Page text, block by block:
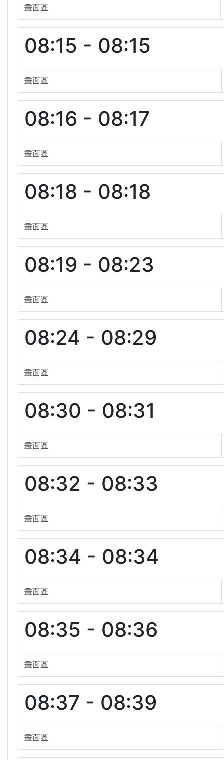
畫面區
08:15 - 08:15
畫面區
08:16 - 08:17
畫面區
08:18 - 08:18
畫面區
08:19 - 08:23
畫面區
08:24 - 08:29
畫面區
08:30 - 08:31
畫面區
08:32 - 08:33
畫面區
08:34 - 08:34
畫面區
08:35 - 08:36
畫面區
08:37 - 08:39
畫面區